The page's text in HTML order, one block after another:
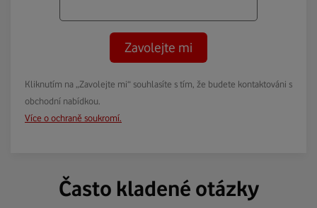
Zavolejte mi
Kliknutím na „Zavolejte mi“ souhlasíte s tím, že budete kontaktováni s
obchodní nabídkou.
Více o ochraně soukromí.
Často kladené otázky